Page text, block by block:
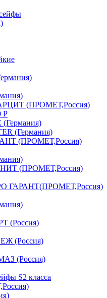
(ПРОМЕТ,Россия)
Р
(Германия)
(ПРОМЕТ,Россия)
(ПРОМЕТ,Россия)
ГАРАНТ(ПРОМЕТ,Россия)
(Россия)
(Россия)
(Россия)
S2 класса